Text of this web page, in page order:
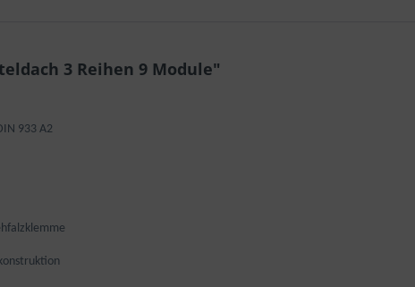
3 Reihen 9 Module"
933 A2